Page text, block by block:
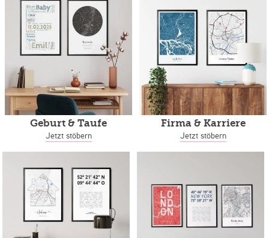
Geburt & Taufe
Jetzt stöbern
Firma & Karriere
Jetzt stöbern